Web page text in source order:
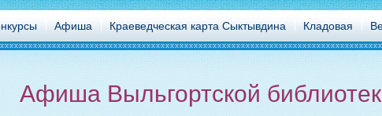
Афиша Краеведческая карта Сыктывдина Кладовая
Афиша Выльгортской